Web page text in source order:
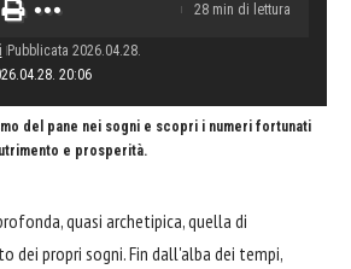
20:06
Pubblicata 2026.04.28.
28 min di lettura
del pane nei sogni e scopri i numeri fortunati
e prosperità.
quasi archetipica, quella di
dei propri sogni. Fin dall'alba dei tempi,